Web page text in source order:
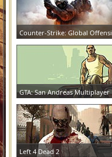
ЗАКАЗАТЬ СЕРВЕР
GTA: San Andreas Multiplayer
ЗАКАЗАТЬ СЕРВЕР
Left 4 Dead 2